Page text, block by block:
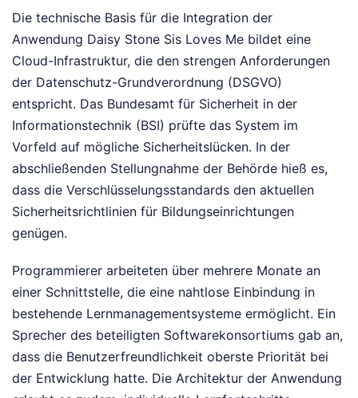
Die technische Basis für die Integration der
Anwendung Daisy Stone Sis Loves Me bildet eine
Cloud-Infrastruktur, die den strengen Anforderungen
der Datenschutz-Grundverordnung (DSGVO)
entspricht. Das Bundesamt für Sicherheit in der
Informationstechnik (BSI) prüfte das System im
Vorfeld auf mögliche Sicherheitslücken. In der
abschließenden Stellungnahme der Behörde hieß es,
dass die Verschlüsselungsstandards den aktuellen
Sicherheitsrichtlinien für Bildungseinrichtungen
genügen.
Programmierer arbeiteten über mehrere Monate an
einer Schnittstelle, die eine nahtlose Einbindung in
bestehende Lernmanagementsysteme ermöglicht. Ein
Sprecher des beteiligten Softwarekonsortiums gab an,
dass die Benutzerfreundlichkeit oberste Priorität bei
der Entwicklung hatte. Die Architektur der Anwendung